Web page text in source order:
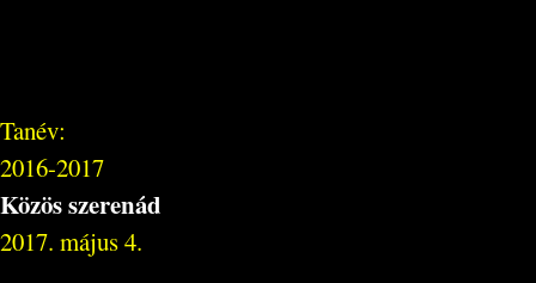
Tanév:
2016-2017
Közös szerenád
2017. május 4.